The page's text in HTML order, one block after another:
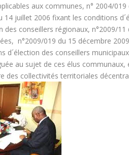
aux communes, n° 2004/
14 juillet 2006 fixant les conditions
des conseillers régionaux, n°2009/
n°2009/019 du 15 décembre
d´élection des conseillers
au sujet de ces élus
des collectivités territoriales